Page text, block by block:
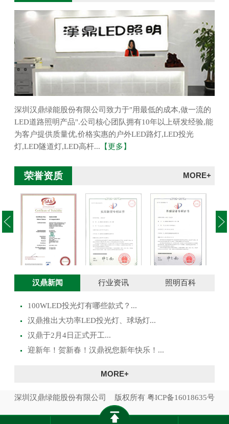
深圳汉鼎绿能股份有限公司致力于"用最低的成本,做一流的
LED道路照明产品".公司核心团队拥有10年以上研发经验,能
为客户提供质量优,价格实惠的户外LED路灯,LED投光
灯,LED隧道灯,LED高杆... 【更多】
荣誉资质 MORE+
澳大利亚SAA证
书
投光灯实用新型
投光灯外观设计
汉鼎新闻 行业资讯 照明百科
100WLED投光灯有哪些款式？...
​汉鼎推出大功率LED投光灯、球场灯...
汉鼎于2月4日正式开工...
迎新年！贺新春！汉鼎祝您新年快乐！...
MORE+
深圳汉鼎绿能股份有限公司 版权所有 粤ICP备16018635号